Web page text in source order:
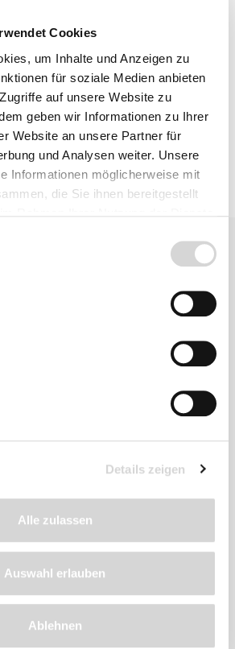
Cookies
um Inhalte und Anzeigen zu
für soziale Medien anbieten
auf unsere Website zu
geben wir Informationen zu Ihrer
Website an unsere Partner für
und Analysen weiter. Unsere
Informationen möglicherweise mit
die Sie ihnen bereitgestellt
Details zeigen
Alle zulassen
Auswahl erlauben
Ablehnen